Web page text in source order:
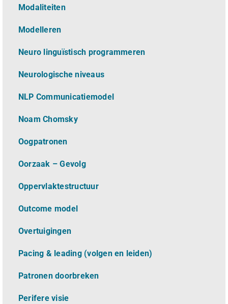
Modaliteiten
Modelleren
Neuro linguïstisch programmeren
Neurologische niveaus
NLP Communicatiemodel
Noam Chomsky
Oogpatronen
Oorzaak – Gevolg
Oppervlaktestructuur
Outcome model
Overtuigingen
Pacing & leading (volgen en leiden)
Patronen doorbreken
Perifere visie